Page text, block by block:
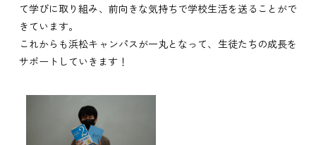
て学びに取り組み、前向きな気持ちで学校生活を送ることがで
きています。
これからも浜松キャンパスが一丸となって、生徒たちの成長を
サポートしていきます！